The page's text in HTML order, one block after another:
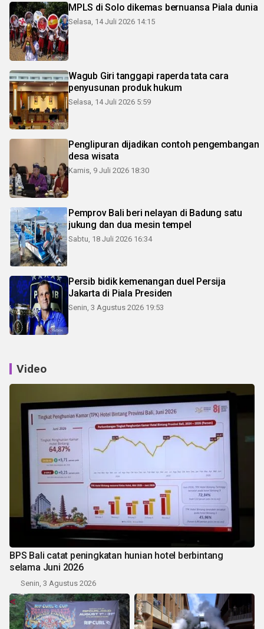
MPLS di Solo dikemas bernuansa Piala dunia
Selasa, 14 Juli 2026 14:15
Wagub Giri tanggapi raperda tata cara
penyusunan produk hukum
Selasa, 14 Juli 2026 5:59
Penglipuran dijadikan contoh pengembangan
desa wisata
Kamis, 9 Juli 2026 18:30
Pemprov Bali beri nelayan di Badung satu
jukung dan dua mesin tempel
Sabtu, 18 Juli 2026 16:34
Persib bidik kemenangan duel Persija
Jakarta di Piala Presiden
Senin, 3 Agustus 2026 19:53
Video
BPS Bali catat peningkatan hunian hotel berbintang
selama Juni 2026
Senin, 3 Agustus 2026